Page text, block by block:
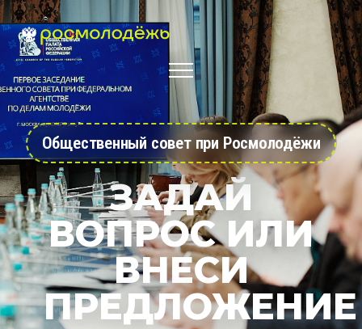
Общественный совет при Росмолодёжи
ЗАДАЙ
ВОПРОС ИЛИ
ВНЕСИ
ПРЕДЛОЖЕНИЕ